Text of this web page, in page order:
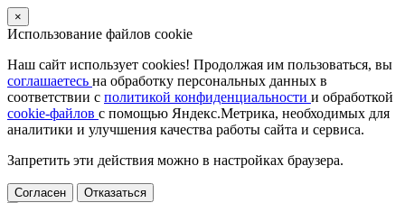
×
Использование файлов cookie
Наш сайт использует cookies! Продолжая им пользоваться, вы
соглашаетесь на обработку персональных данных в
соответствии с политикой конфиденциальности и обработкой
cookie-файлов с помощью Яндекс.Метрика, необходимых для
аналитики и улучшения качества работы сайта и сервиса.
Запретить эти действия можно в настройках браузера.
Согласен Отказаться